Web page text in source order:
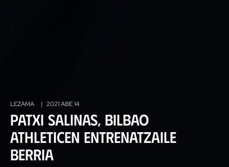
LEZAMA | 2021 ABE 14
Patxi Salinas, Bilbao
Athleticen entrenatzaile
berria